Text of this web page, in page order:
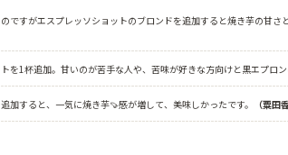
ですがエスプレッソショットのブロンドを追加すると焼き芋の甘
を1杯追加。甘いのが苦手な人や、苦味が好きな方向けと黒エプロ
加すると、一気に焼き芋🍠感が増して、美味しかったです。 （粟田